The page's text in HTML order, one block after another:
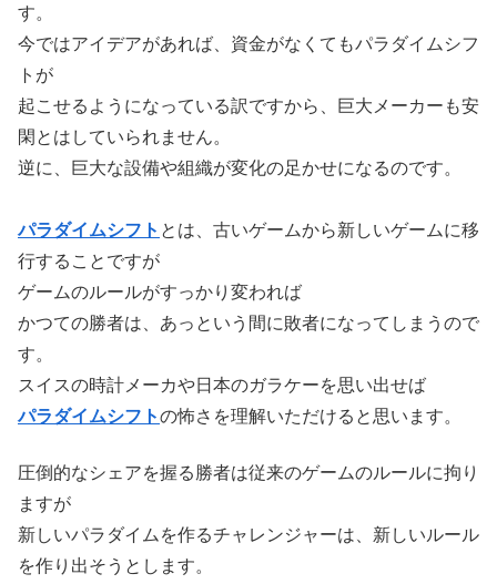
す。
今ではアイデアがあれば、資金がなくてもパラダイムシフ
トが
起こせるようになっている訳ですから、巨大メーカーも安
閑とはしていられません。
逆に、巨大な設備や組織が変化の足かせになるのです。
パラダイムシフト とは、古いゲームから新しいゲームに移
行することですが
ゲームのルールがすっかり変われば
かつての勝者は、あっという間に敗者になってしまうので
す。
スイスの時計メーカや日本のガラケーを思い出せば
パラダイムシフトの怖さを理解いただけると思います。
圧倒的なシェアを握る勝者は従来のゲームのルールに拘り
ますが
新しいパラダイムを作るチャレンジャーは、新しいルール
を作り出そうとします。